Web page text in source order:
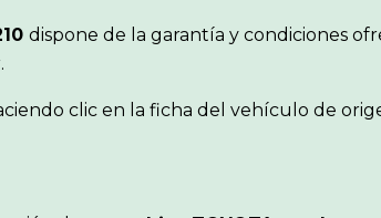
dispone de la garantía y condiciones
clic en la ficha del vehículo de